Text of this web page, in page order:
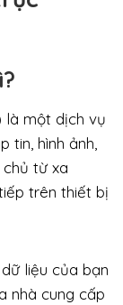
là một dịch vụ
tin, hình ảnh,
từ xa
trên thiết bị
liệu của bạn
nhà cung cấp